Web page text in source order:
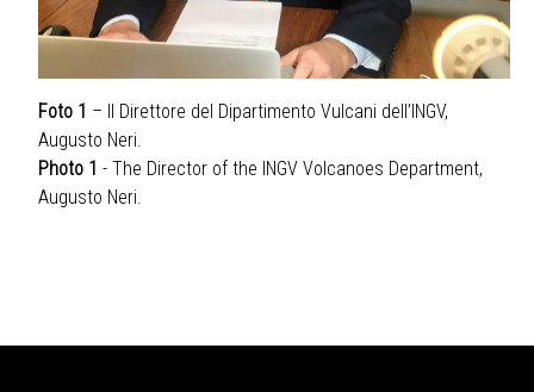
Foto 1 – Il Direttore del Dipartimento Vulcani dell’INGV,
Augusto Neri.
Photo 1 - The Director of the INGV Volcanoes Department,
Augusto Neri.